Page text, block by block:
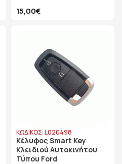
15,00€
ΚΩΔΙΚΟΣ: L020498
Κέλυφος Smart Key
Κλειδιού Αυτοκινήτου
Τύπου Ford